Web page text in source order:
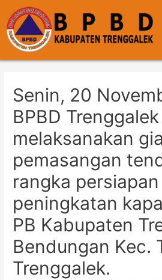
Senin, 20
BPBD Trenggalek
melaksanakan
pemasangan
rangka persiapan
peningkatan
PB Kabupaten
Bendungan Kec.
Trenggalek.